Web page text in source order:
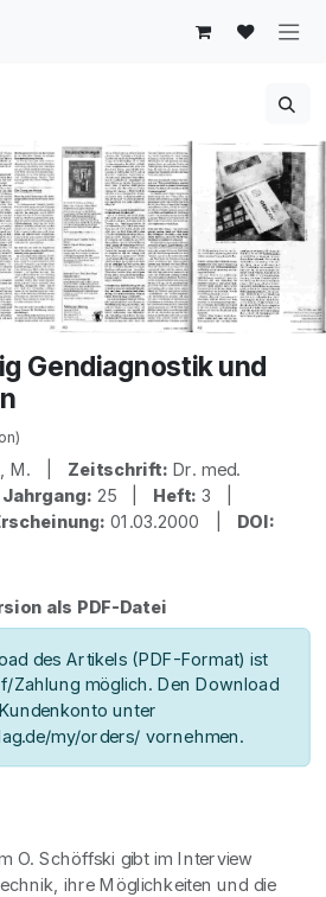
Gendiagnostik und
M. | Zeitschrift: Dr. med.
Jahrgang: 25 | Heft: 3 |
01.03.2000 | DOI:
als PDF-Datei
des Artikels (PDF-Format) ist
Zahlung möglich. Den Download
unter
my/orders/ vornehmen.
O. Schöffski gibt im Interview
ihre Möglichkeiten und die